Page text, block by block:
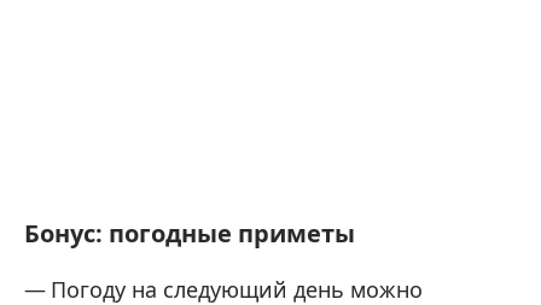
Бонус: погодные приметы
Погоду на следующий день можно